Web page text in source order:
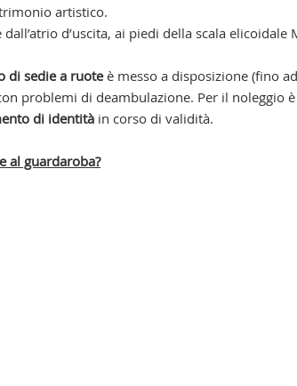
artistico.
d’uscita, ai piedi della scala elicoidale
di sedie a ruoteè messo a disposizione (fino ad
problemi di deambulazione. Per il noleggio è
di identitàin corso di validità.
al guardaroba?